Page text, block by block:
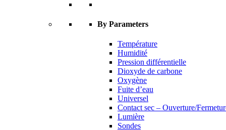
By Parameters
Température
Humidité
Pression différentielle
Dioxyde de carbone
Oxygène
Fuite d’eau
Universel
Contact sec – Ouverture/
Lumière
Sondes